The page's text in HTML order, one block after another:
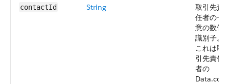
contactId String
取引先責
任者の一
意の数値
識別子。
これは取
引先責任
者の
Data.com